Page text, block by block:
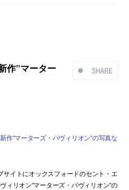
SHARE
作”マーター
作”マーターズ・パヴィリオン”の写真な
サイトにオックスフォードのセント・エ
ィリオン”マーターズ・パヴィリオン”の